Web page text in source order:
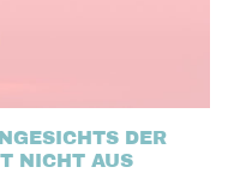
DER
NICHT AUS